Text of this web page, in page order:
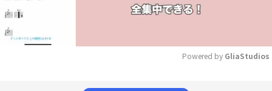
Powered by GliaStudios